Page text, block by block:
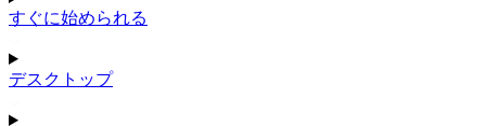
すぐに始められる
デスクトップ